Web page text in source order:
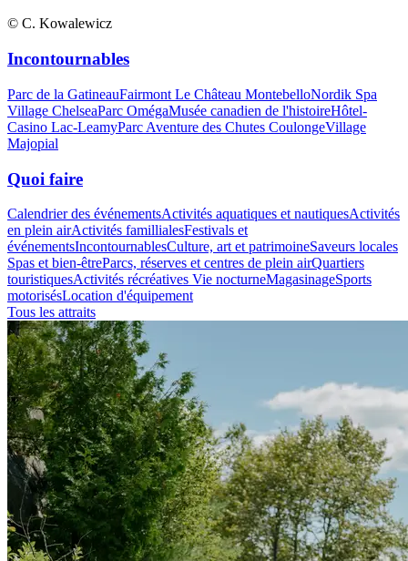
© C. Kowalewicz
Incontournables
Parc de la GatineauFairmont Le Château MontebelloNordik Spa
Village ChelseaParc OmégaMusée canadien de l'histoireHôtel-
Casino Lac-LeamyParc Aventure des Chutes CoulongeVillage
Majopial
Quoi faire
Calendrier des événementsActivités aquatiques et nautiquesActivités
en plein airActivités famillialesFestivals et
événementsIncontournablesCulture, art et patrimoineSaveurs locales
Spas et bien-êtreParcs, réserves et centres de plein airQuartiers
touristiquesActivités récréatives Vie nocturneMagasinageSports
motorisésLocation d'équipement
Tous les attraits